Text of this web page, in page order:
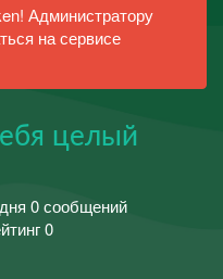
Администратору
на сервисе
целый
0 сообщений
0